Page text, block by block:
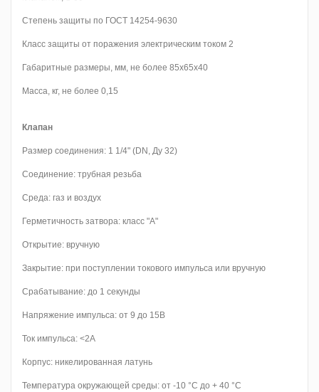
Степень защиты по ГОСТ 14254-9630
Класс защиты от поражения электрическим током 2
Габаритные размеры, мм, не более 85х65х40
Масса, кг, не более 0,15
Клапан
Размер соединения: 1 1/4" (DN, Ду 32)
Соединение: трубная резьба
Среда: газ и воздух
Герметичность затвора: класс "А"
Открытие: вручную
Закрытие: при поступлении токового импульса или вручную
Срабатывание: до 1 секунды
Напряжение импульса: от 9 до 15В
Ток импульса: <2A
Корпус: никелированная латунь
Температура окружающей среды: от -10 °C до + 40 °C